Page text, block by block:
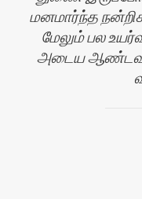
மனமார்ந்த
மேலும் பல
அடைய